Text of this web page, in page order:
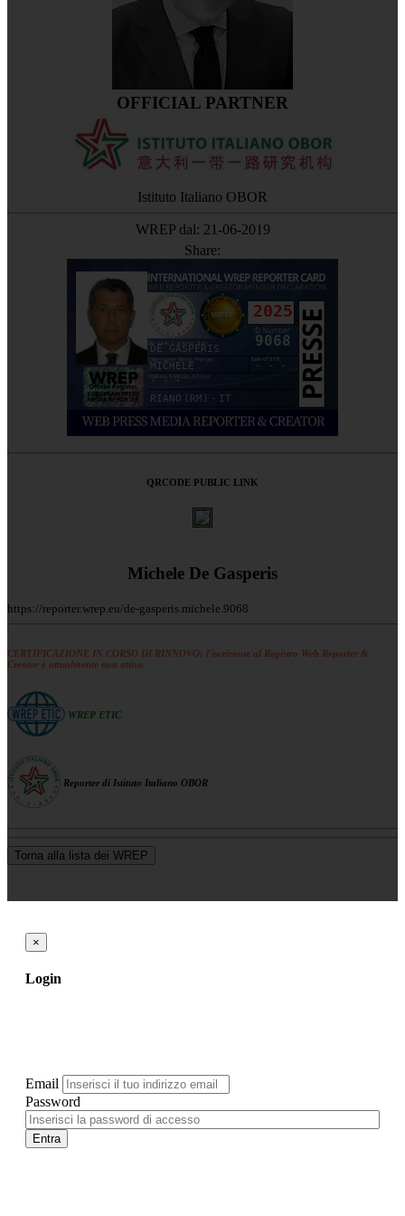
OFFICIAL PARTNER
Istituto Italiano OBOR
WREP dal: 21-06-2019
Share:
2025
9068
DE GASPERIS
MICHELE
- - -
- - -
RIANO (RM) - IT
QRCODE PUBLIC LINK
Michele De Gasperis
https://reporter.wrep.eu/de-gasperis.michele.9068
CERTIFICAZIONE IN CORSO DI RINNOVO: l'iscrizione al Registro Web Reporter &
Creator è attualmente non attiva
WREP ETIC
Reporter di Istituto Italiano OBOR
Torna alla lista dei WREP
×
Login
Email
Password
Entra